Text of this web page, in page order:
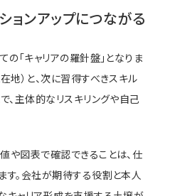
ンアップにつながる
の「キャリアの羅針盤」となりま
地）と、次に習得すべきスキル
、主体的なリスキリングや自己
や図表で確認できることは、仕
す。会社が期待する役割と本人